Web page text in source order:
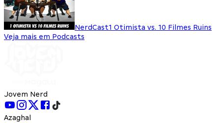
NerdCast1 Otimista vs. 10 Filmes Ruins
Veja mais em Podcasts
Jovem Nerd
Azaghal